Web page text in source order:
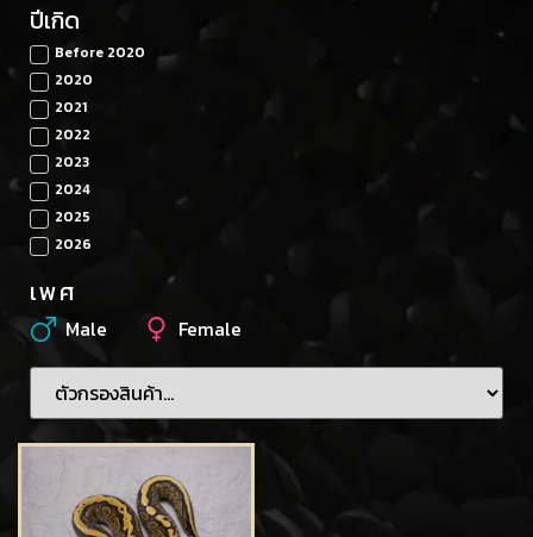
ปีเกิด
Before 2020
2020
2021
2022
2023
2024
2025
2026
เพศ
Male Female